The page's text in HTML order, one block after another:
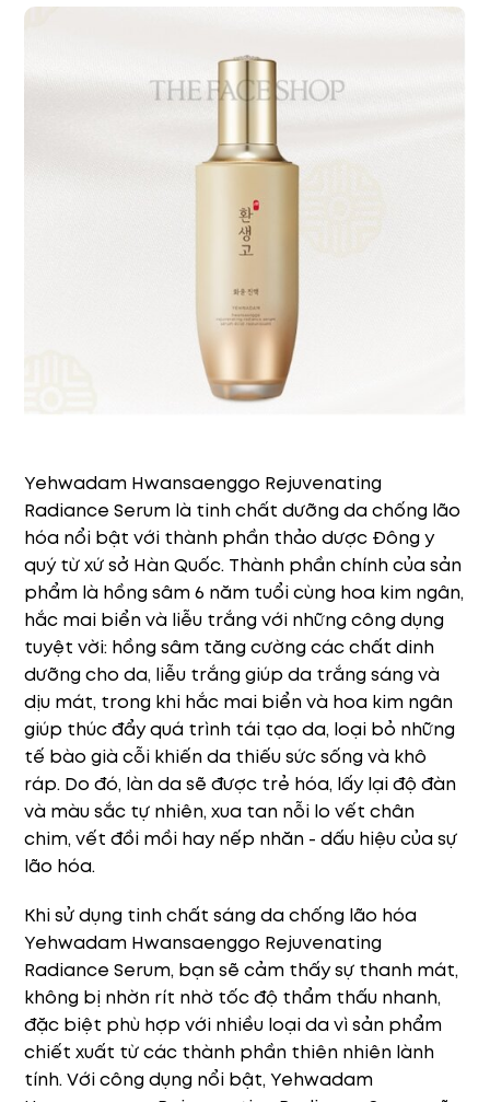
Yehwadam Hwansaenggo Rejuvenating
Radiance Serum là tinh chất dưỡng da chống lão
hóa nổi bật với thành phần thảo dược Đông y
quý từ xứ sở Hàn Quốc. Thành phần chính của sản
phẩm là hồng sâm 6 năm tuổi cùng hoa kim ngân,
hắc mai biển và liễu trắng với những công dụng
tuyệt vời: hồng sâm tăng cường các chất dinh
dưỡng cho da, liễu trắng giúp da trắng sáng và
dịu mát, trong khi hắc mai biển và hoa kim ngân
giúp thúc đẩy quá trình tái tạo da, loại bỏ những
tế bào già cỗi khiến da thiếu sức sống và khô
ráp. Do đó, làn da sẽ được trẻ hóa, lấy lại độ đàn
và màu sắc tự nhiên, xua tan nỗi lo vết chân
chim, vết đồi mồi hay nếp nhăn - dấu hiệu của sự
lão hóa.
Khi sử dụng tinh chất sáng da chống lão hóa
Yehwadam Hwansaenggo Rejuvenating
Radiance Serum, bạn sẽ cảm thấy sự thanh mát,
không bị nhờn rít nhờ tốc độ thẩm thấu nhanh,
đặc biệt phù hợp với nhiều loại da vì sản phẩm
chiết xuất từ các thành phần thiên nhiên lành
tính. Với công dụng nổi bật, Yehwadam